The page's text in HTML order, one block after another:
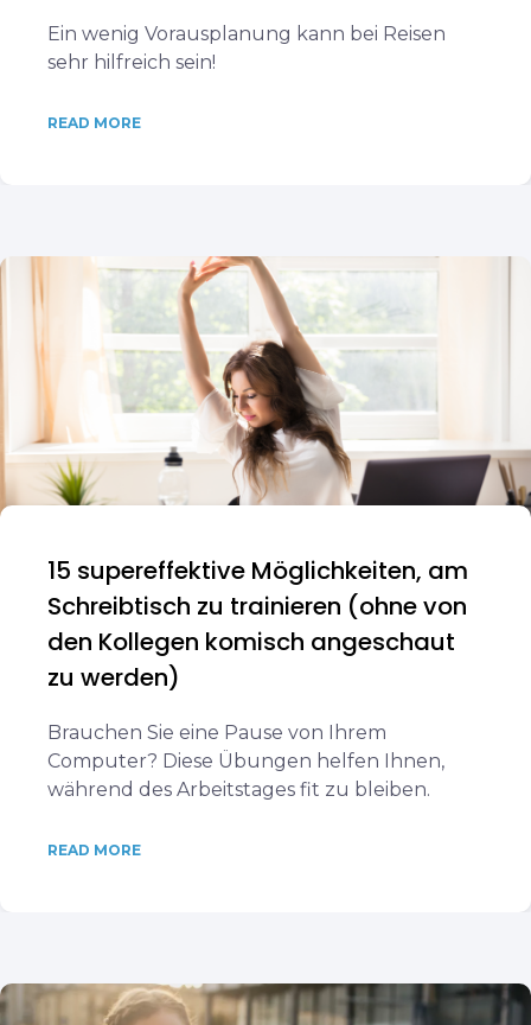
Ein wenig Vorausplanung kann bei Reisen
sehr hilfreich sein!
READ MORE
15 supereffektive Möglichkeiten, am
Schreibtisch zu trainieren (ohne von
den Kollegen komisch angeschaut
zu werden)
Brauchen Sie eine Pause von Ihrem
Computer? Diese Übungen helfen Ihnen,
während des Arbeitstages fit zu bleiben.
READ MORE